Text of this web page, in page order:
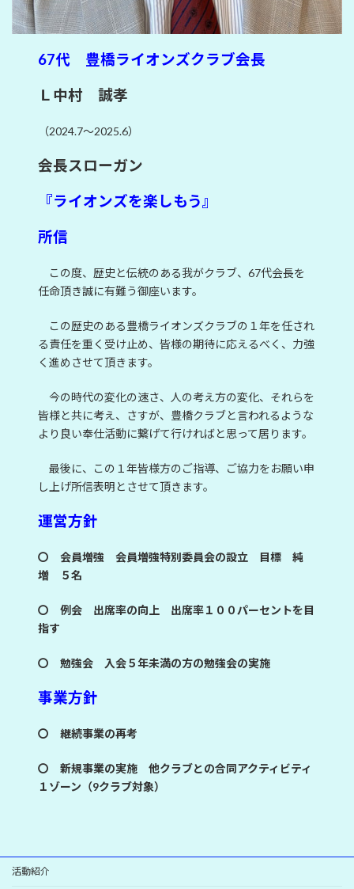
67代 豊橋ライオンズクラブ会長
Ｌ中村 誠孝
（2024.7～2025.6）
会長スローガン
『ライオンズを楽しもう』
所信
この度、歴史と伝統のある我がクラブ、67代会長を
任命頂き誠に有難う御座います。
この歴史のある豊橋ライオンズクラブの１年を任され
る責任を重く受け止め、皆様の期待に応えるべく、力強
く進めさせて頂きます。
今の時代の変化の速さ、人の考え方の変化、それらを
皆様と共に考え、さすが、豊橋クラブと言われるような
より良い奉仕活動に繋げて行ければと思って居ります。
最後に、この１年皆様方のご指導、ご協力をお願い申
し上げ所信表明とさせて頂きます。
運営方針
〇 会員増強 会員増強特別委員会の設立 目標 純
増 ５名
〇 例会 出席率の向上 出席率１００パーセントを目
指す
〇 勉強会 入会５年未満の方の勉強会の実施
事業方針
〇 継続事業の再考
〇 新規事業の実施 他クラブとの合同アクティビティ
１ゾーン（9クラブ対象）
活動紹介